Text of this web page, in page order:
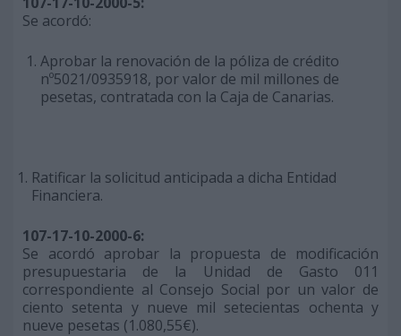
Se acordó:
Aprobar la renovación de la póliza de crédito
nº5021/0935918, por valor de mil millones de
pesetas, contratada con la Caja de Canarias.
Ratificar la solicitud anticipada a dicha Entidad
Financiera.
107-17-10-2000-6:
Se acordó aprobar la propuesta de modificación
presupuestaria de la Unidad de Gasto 011
correspondiente al Consejo Social por un valor de
ciento setenta y nueve mil setecientas ochenta y
nueve pesetas (1.080,55€).